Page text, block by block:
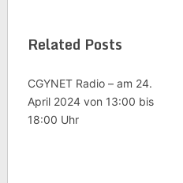
Related Posts
CGYNET Radio – am 24.
April 2024 von 13:00 bis
18:00 Uhr